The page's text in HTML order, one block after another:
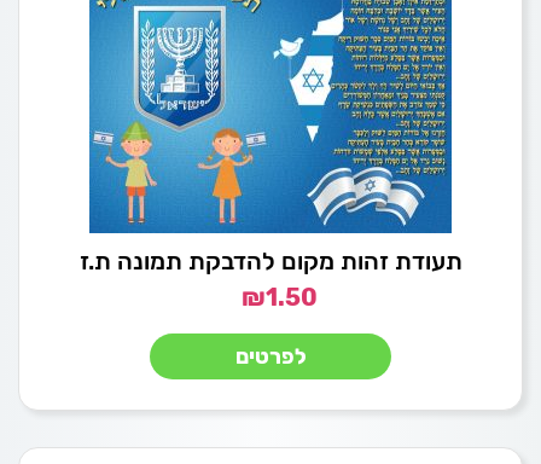
תעודת זהות מקום להדבקת תמונה ת.ז
₪1.50
לפרטים